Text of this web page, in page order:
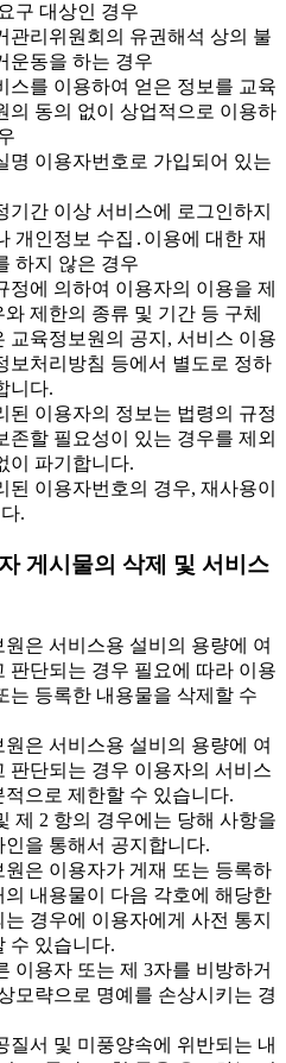
구 대상인 경우
관리위원회의 유권해석 상의 불
운동을 하는 경우
스를 이용하여 얻은 정보를 교육
의 동의 없이 상업적으로 이용하
명 이용자번호로 가입되어 있는
기간 이상 서비스에 로그인하지
개인정보 수집․이용에 대한 재
하지 않은 경우
에 의하여 이용자의 이용을 제
제한의 종류 및 기간 등 구체
교육정보원의 공지, 서비스 이용
보처리방침 등에서 별도로 정하
니다.
이용자의 정보는 법령의 규정
존할 필요성이 있는 경우를 제외
이 파기합니다.
이용자번호의 경우, 재사용이
.
게시물의 삭제 및 서비스
은 서비스용 설비의 용량에 여
판단되는 경우 필요에 따라 이용
는 등록한 내용물을 삭제할 수
은 서비스용 설비의 용량에 여
판단되는 경우 이용자의 서비스
적으로 제한할 수 있습니다.
제 2 항의 경우에는 당해 사항을
인을 통해서 공지합니다.
은 이용자가 게재 또는 등록하
의 내용물이 다음 각호에 해당한
경우에 이용자에게 사전 통지
수 있습니다.
이용자 또는 제 3자를 비방하거
모략으로 명예를 손상시키는 경
질서 및 미풍양속에 위반되는 내